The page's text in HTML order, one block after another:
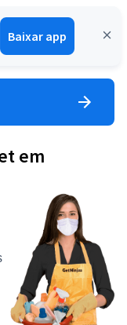
Baixar app
Entrar
em